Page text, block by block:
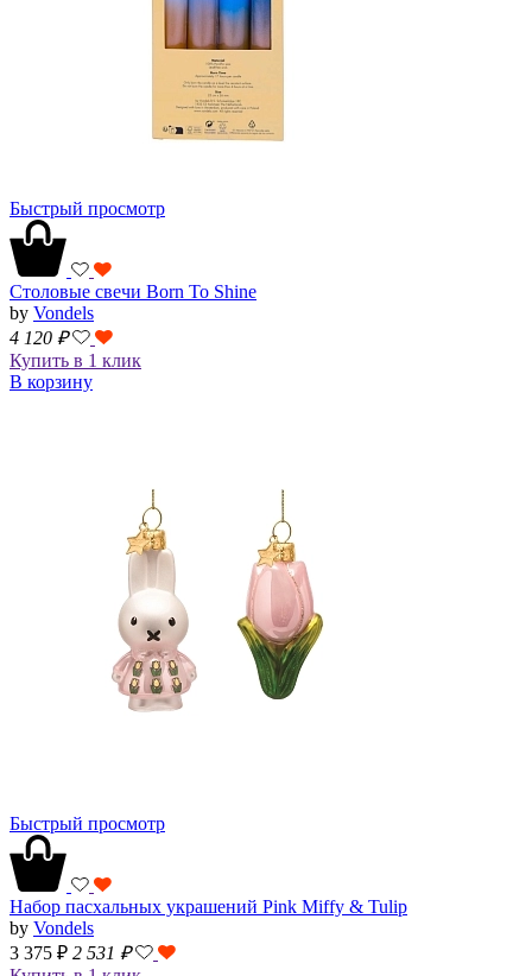
Быстрый просмотр
Столовые свечи Born To Shine
by Vondels
4 120 ₽
Купить в 1 клик
В корзину
Быстрый просмотр
Набор пасхальных украшений Pink Miffy & Tulip
by Vondels
3 375 ₽ 2 531 ₽